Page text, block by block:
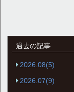
過去の記事
2026.08(5)
2026.07(9)